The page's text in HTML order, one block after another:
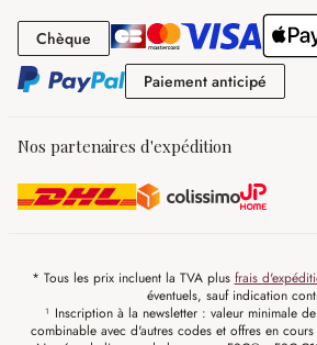
Chèque Chèque
Paiement anticipé
Nos partenaires d'expédition
* Tous les prix incluent la TVA plus frais
éventuels, sauf indication
¹ Inscription à la newsletter : valeur minimale
combinable avec d'autres codes et offres en